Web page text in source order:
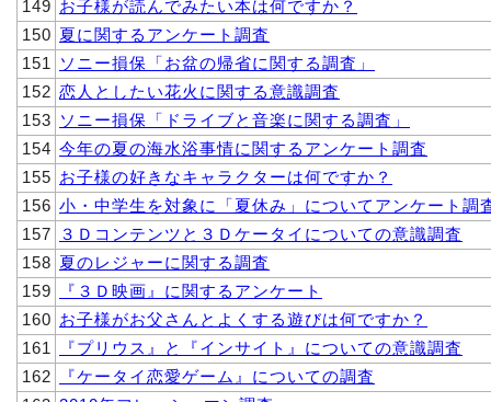
149 お子様が読んでみたい本は何ですか？
150 夏に関するアンケート調査
151
ソニー損保「お盆の帰省に関する調査」
152 恋人としたい花火に関する意識調査
153
ソニー損保「ドライブと音楽に関する調査」
154 今年の夏の海水浴事情に関するアンケート調査
155 お子様の好きなキャラクターは何ですか？
156 小・中学生を対象に「夏休み」についてアンケート調
157
３Ｄコンテンツと３Ｄケータイについての意識調査
158 夏のレジャーに関する調査
159
『３Ｄ映画』に関するアンケート
160 お子様がお父さんとよくする遊びは何ですか？
161
『プリウス』と『インサイト』についての意識調査
162
『ケータイ恋愛ゲーム』についての調査